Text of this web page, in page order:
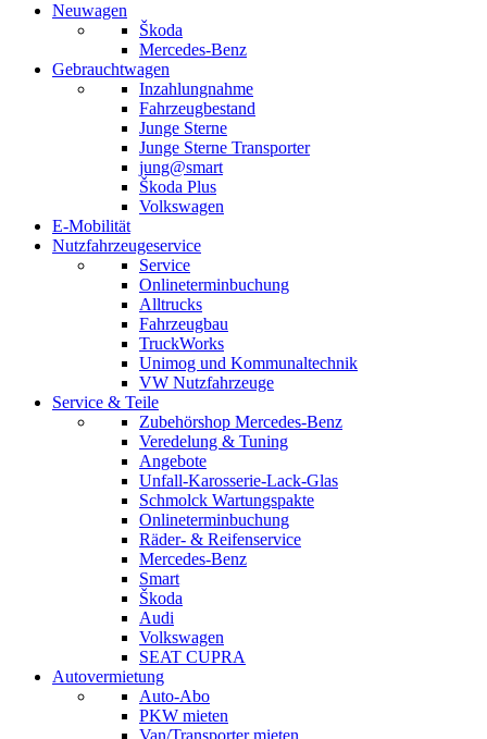
Neuwagen
Škoda
Mercedes-Benz
Gebrauchtwagen
Inzahlungnahme
Fahrzeugbestand
Junge Sterne
Junge Sterne Transporter
jung@smart
Škoda Plus
Volkswagen
E-Mobilität
Nutzfahrzeugeservice
Service
Onlineterminbuchung
Alltrucks
Fahrzeugbau
TruckWorks
Unimog und Kommunaltechnik
VW Nutzfahrzeuge
Service & Teile
Zubehörshop Mercedes-Benz
Veredelung & Tuning
Angebote
Unfall-Karosserie-Lack-Glas
Schmolck Wartungspakte
Onlineterminbuchung
Räder- & Reifenservice
Mercedes-Benz
Smart
Škoda
Audi
Volkswagen
SEAT CUPRA
Autovermietung
Auto-Abo
PKW mieten
Van/Transporter mieten